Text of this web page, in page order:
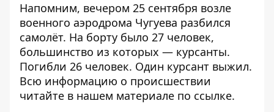
Напомним, вечером 25 сентября возле
военного аэродрома Чугуева разбился
самолёт. На борту было 27 человек,
большинство из которых — курсанты.
Погибли 26 человек. Один курсант выжил.
Всю информацию о происшествии
читайте в нашем материале по ссылке.